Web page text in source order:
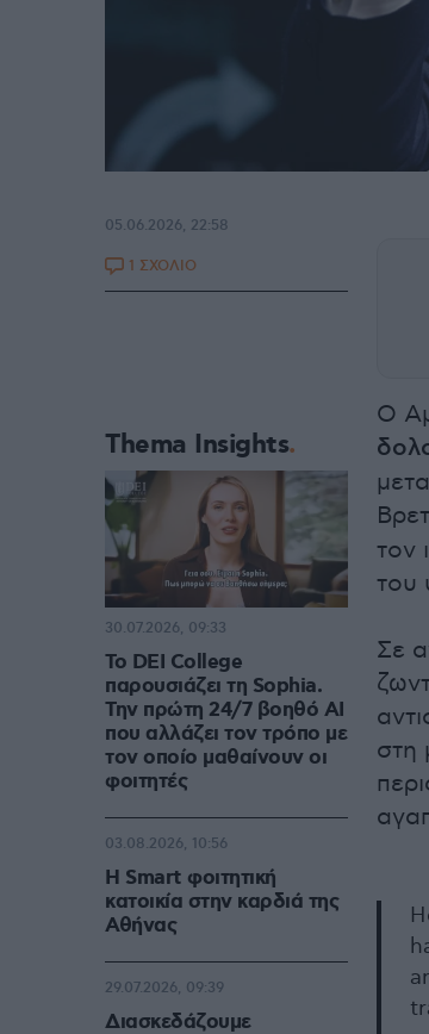
Ο
τον
του
Σε
στη
05.06.2026, 22:58
1 ΣΧΟΛΙΟ
Thema Insights
Το DEI College
παρουσιάζει τη Sophia.
Την πρώτη 24/7 βοηθό AI
που αλλάζει τον τρόπο με
τον οποίο μαθαίνουν οι
φοιτητές
30.07.2026, 09:33
Η Smart φοιτητική
κατοικία στην καρδιά της
Αθήνας
03.08.2026, 10:56
Διασκεδάζουμε
29.07.2026, 09:39